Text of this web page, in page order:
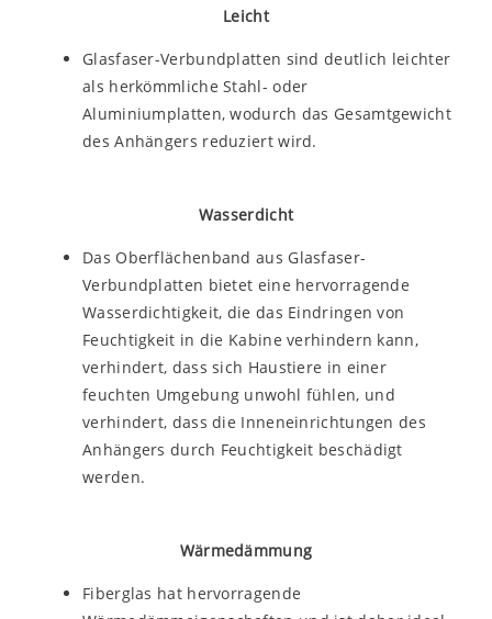
Leicht
Glasfaser-Verbundplatten sind deutlich leichter
als herkömmliche Stahl- oder
Aluminiumplatten, wodurch das Gesamtgewicht
des Anhängers reduziert wird.
Wasserdicht
Das Oberflächenband aus Glasfaser-
Verbundplatten bietet eine hervorragende
Wasserdichtigkeit, die das Eindringen von
Feuchtigkeit in die Kabine verhindern kann,
verhindert, dass sich Haustiere in einer
feuchten Umgebung unwohl fühlen, und
verhindert, dass die Inneneinrichtungen des
Anhängers durch Feuchtigkeit beschädigt
werden.
Wärmedämmung
Fiberglas hat hervorragende